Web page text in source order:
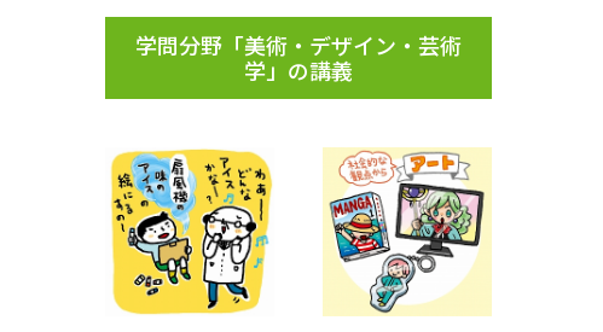
学問の教科書 夢ナビライブ
このサイトについて
受付内容・発送状況の確認 テレメール
お支払いサイト
学問分野「美術・デザイン・芸術
学」の講義